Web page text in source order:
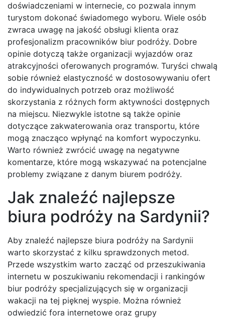
doświadczeniami w internecie, co pozwala innym
turystom dokonać świadomego wyboru. Wiele osób
zwraca uwagę na jakość obsługi klienta oraz
profesjonalizm pracowników biur podróży. Dobre
opinie dotyczą także organizacji wyjazdów oraz
atrakcyjności oferowanych programów. Turyści chwalą
sobie również elastyczność w dostosowywaniu ofert
do indywidualnych potrzeb oraz możliwość
skorzystania z różnych form aktywności dostępnych
na miejscu. Niezwykle istotne są także opinie
dotyczące zakwaterowania oraz transportu, które
mogą znacząco wpłynąć na komfort wypoczynku.
Warto również zwrócić uwagę na negatywne
komentarze, które mogą wskazywać na potencjalne
problemy związane z danym biurem podróży.
Jak znaleźć najlepsze
biura podróży na Sardynii?
Aby znaleźć najlepsze biura podróży na Sardynii
warto skorzystać z kilku sprawdzonych metod.
Przede wszystkim warto zacząć od przeszukiwania
internetu w poszukiwaniu rekomendacji i rankingów
biur podróży specjalizujących się w organizacji
wakacji na tej pięknej wyspie. Można również
odwiedzić fora internetowe oraz grupy